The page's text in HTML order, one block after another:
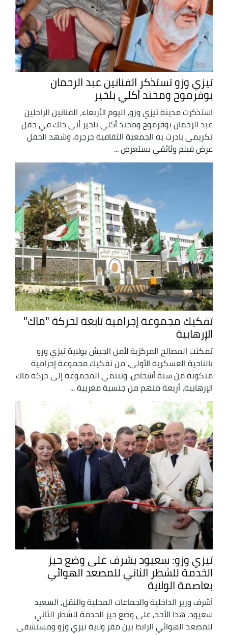
تيزي وزو تستذكر الفنانين عبد الرحمان
بوقرموح ومحند أكلي بلخير
استذكرت مدينة تيزي وزو، اليوم الأربعاء، الفنانين الراحلين
عبد الرحمان بوقرموح ومحند أكلي بلخير أتى ذلك في حفل
تكريمي بادرت به الجمعية الثقافية جرجرة. وشهد الحفل
عرض فيلم وثائقي يستعرض ...
تفكيك مجموعة إجرامية تابعة لحركة "ماك"
الإرهابية
تمكنت المصالح المركزية لأمن الجيش بولاية تيزي وزو
بالناحية العسكرية الأولى، من تفكيك مجموعة إجرامية
متكونة من ستة أشخاص. وتنتمي المجموعة إلى حركة ماك
الإرهابية، أربعة منهم من جنسية مغربية ...
تيزي وزو: سعيود يشرف على وضع حيز
الخدمة للشطر الثاني للمصعد الهوائي
بعاصمة الولاية
أشرف وزير الداخلية والجماعات المحلية والنقل, السعيد
سعيود, هذا الأحد, على وضع حيز الخدمة للشطر الثاني
للمصعد الهوائي الرابط بين مقر ولاية تيزي وزو ومستشفى